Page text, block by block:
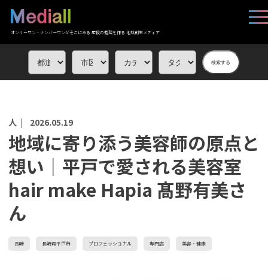
オンリーワン・ナンバーワンがそこにある 応援の循環を作る 地域創生メディア
検索する
人 | 2026.05.19
地域に寄り添う美容師の原点と
想い｜平戸で愛される美容室
hair make Hapia 髙野有美さ
ん
長崎 長崎県平戸市 プロフェッショナル 専門店 美容・健康